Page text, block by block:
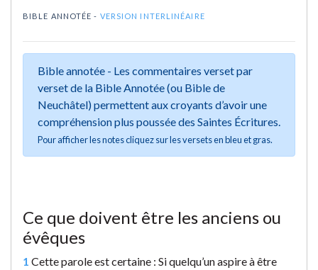
BIBLE ANNOTÉE - VERSION INTERLINÉAIRE
Bible annotée - Les commentaires verset par
verset de la Bible Annotée (ou Bible de
Neuchâtel) permettent aux croyants d’avoir une
compréhension plus poussée des Saintes Écritures.
Pour afficher les notes cliquez sur les versets en bleu et gras.
Ce que doivent être les anciens ou
évêques
1 Cette parole est certaine : Si quelqu’un aspire à être